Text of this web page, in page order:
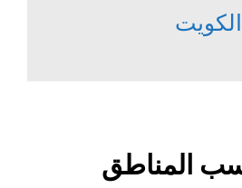
المناطق